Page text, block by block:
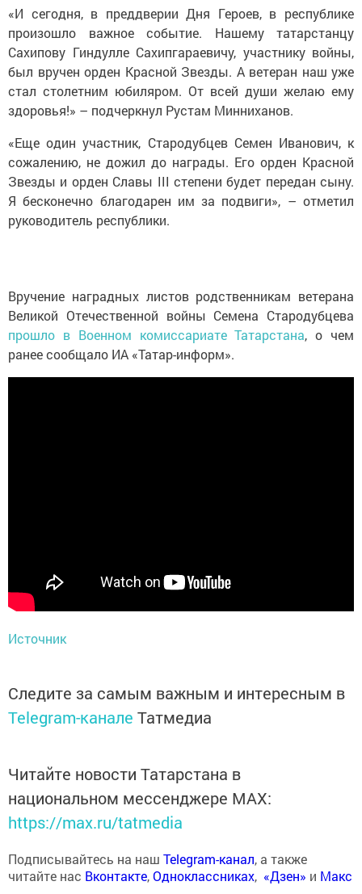
«И сегодня, в преддверии Дня Героев, в республике
произошло важное событие. Нашему татарстанцу
Сахипову Гиндулле Сахипгараевичу, участнику войны,
был вручен орден Красной Звезды. А ветеран наш уже
стал столетним юбиляром. От всей души желаю ему
здоровья!» – подчеркнул Рустам Минниханов.
«Еще один участник, Стародубцев Семен Иванович, к
сожалению, не дожил до награды. Его орден Красной
Звезды и орден Славы III степени будет передан сыну.
Я бесконечно благодарен им за подвиги», – отметил
руководитель республики.
Вручение наградных листов родственникам ветерана
Великой Отечественной войны Семена Стародубцева
прошло в Военном комиссариате Татарстана, о чем
ранее сообщало ИА «Татар-информ».
Источник
Следите за самым важным и интересным в
Telegram-канале Татмедиа
Читайте новости Татарстана в
национальном мессенджере MАХ:
https://max.ru/tatmedia
Подписывайтесь на наш Telegram-канал, а также
читайте нас Вконтакте,Одноклассниках, «Дзен» и Макс